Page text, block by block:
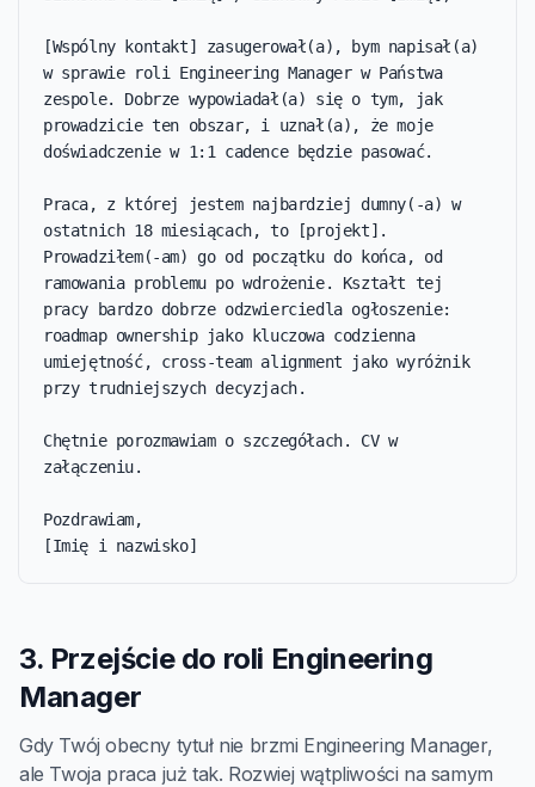
[Wspólny kontakt] zasugerował(a), bym napisał(a)
w sprawie roli Engineering Manager w Państwa
zespole. Dobrze wypowiadał(a) się o tym, jak
prowadzicie ten obszar, i uznał(a), że moje
doświadczenie w 1:1 cadence będzie pasować.
Praca, z której jestem najbardziej dumny(-a) w
ostatnich 18 miesiącach, to [projekt].
Prowadziłem(-am) go od początku do końca, od
ramowania problemu po wdrożenie. Kształt tej
pracy bardzo dobrze odzwierciedla ogłoszenie:
roadmap ownership jako kluczowa codzienna
umiejętność, cross-team alignment jako wyróżnik
przy trudniejszych decyzjach.
Chętnie porozmawiam o szczegółach. CV w
załączeniu.
Pozdrawiam,
[Imię i nazwisko]
3. Przejście do roli Engineering
Manager
Gdy Twój obecny tytuł nie brzmi Engineering Manager,
ale Twoja praca już tak. Rozwiej wątpliwości na samym